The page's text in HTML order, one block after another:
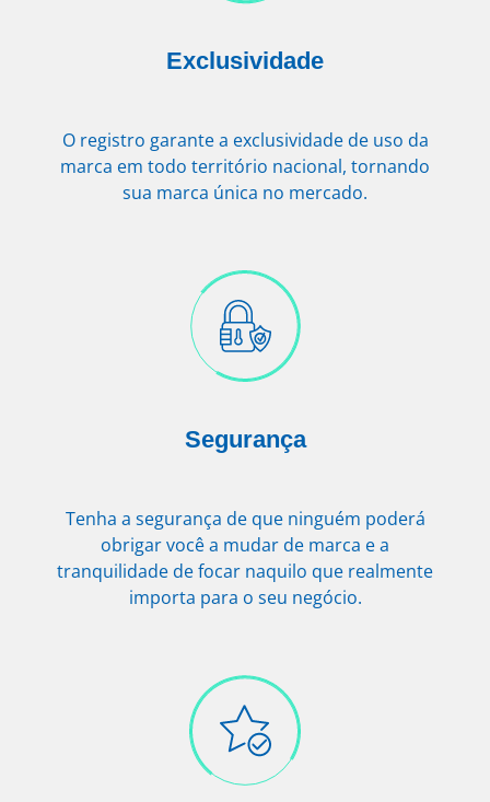
Exclusividade
O registro garante a exclusividade de uso da
marca em todo território nacional, tornando
sua marca única no mercado.
Segurança
Tenha a segurança de que ninguém poderá
obrigar você a mudar de marca e a
tranquilidade de focar naquilo que realmente
importa para o seu negócio.